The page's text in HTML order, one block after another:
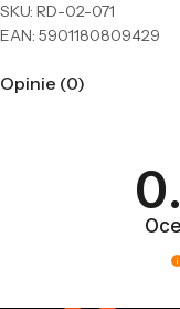
SKU: RD-02-071
EAN: 5901180809429
Opinie (0)